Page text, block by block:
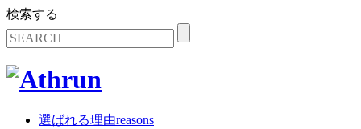
検索する
選ばれる理由reasons